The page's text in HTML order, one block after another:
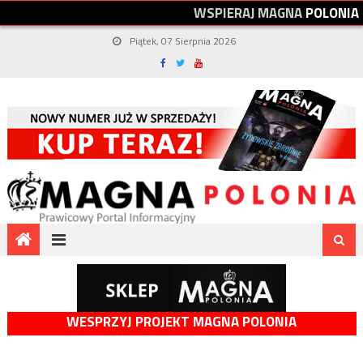
WSPIERAJMAGNAPOLONIA
Piątek, 07 Sierpnia 2026
WESPRZYJ PROJEKT MAGNA POLONIA